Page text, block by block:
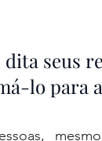
seus
lo para